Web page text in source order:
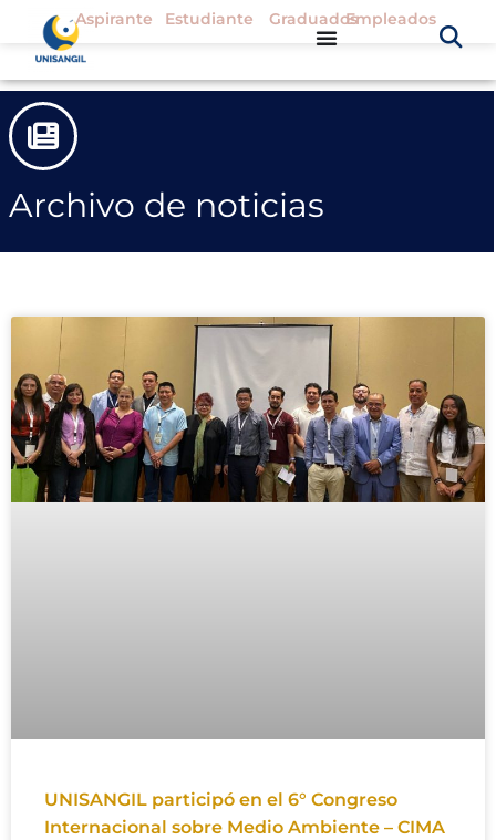
Aspirante Estudiante GraduadosEmpleados
Archivo de noticias
UNISANGIL participó en el 6° Congreso
Internacional sobre Medio Ambiente – CIMA